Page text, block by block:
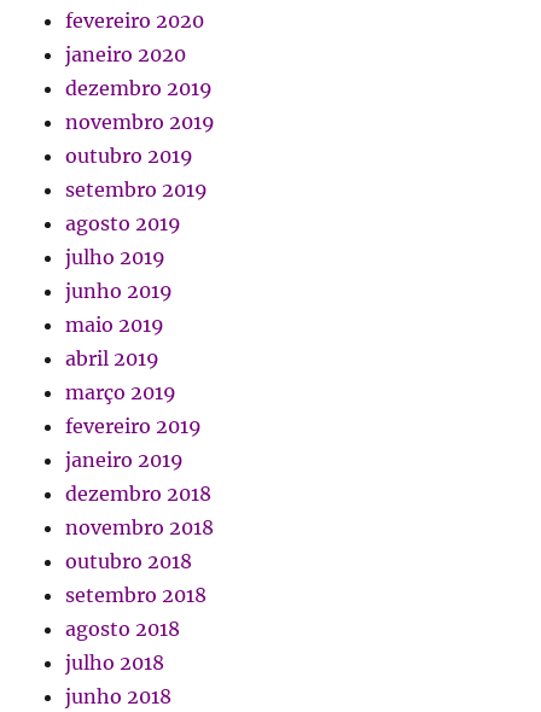
fevereiro 2020
janeiro 2020
dezembro 2019
novembro 2019
outubro 2019
setembro 2019
agosto 2019
julho 2019
junho 2019
maio 2019
abril 2019
março 2019
fevereiro 2019
janeiro 2019
dezembro 2018
novembro 2018
outubro 2018
setembro 2018
agosto 2018
julho 2018
junho 2018